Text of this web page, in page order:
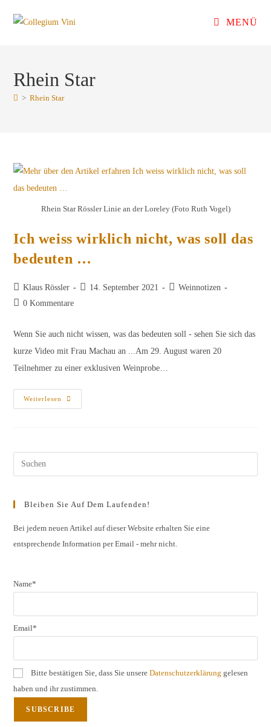
Inhalt
MENÜ
Rhein Star
> Rhein Star
Rhein Star Rössler Linie an der Loreley (Foto Ruth Vogel)
Ich weiss wirklich nicht, was soll das
bedeuten …
Beitrags-
Autor:
Klaus Rössler
Beitrag
14. September 2021
Beitrags-
Weinnotizen
Beitrags-
0 Kommentare
Wenn Sie auch nicht wissen, was das bedeuten soll - sehen Sie sich das
kurze Video mit Frau Machau an ...Am 29. August waren 20
Teilnehmer zu einer exklusiven Weinprobe…
Weiterlesen
Ich
Weiss
Bleiben Sie Auf Dem Laufenden!
Bei jedem neuen Artikel auf dieser Website erhalten Sie eine
entsprechende Information per Email - mehr nicht.
Name*
Email*
Bitte bestätigen Sie, dass Sie unsereDatenschutzerklärung gelesen
haben und ihr zustimmen.